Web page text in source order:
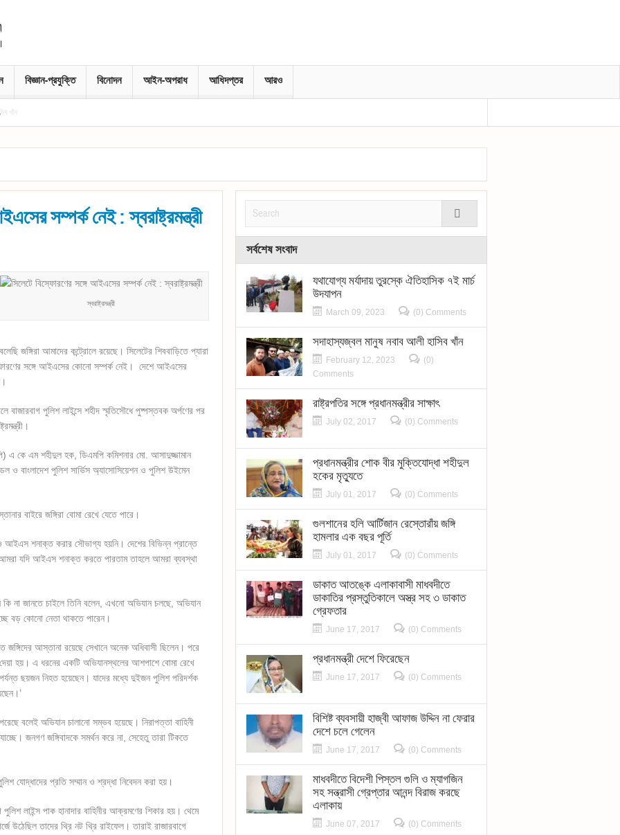
বিজ্ঞান-প্রযুক্তি বিনোদন আইন-অপরাধ আধিদপ্তর আরও
সম্পর্ক নেই : স্বরাষ্ট্রমন্ত্রী
স্বরাষ্ট্রমন্ত্রী
জঙ্গিরা আমাদের কন্ট্রোলে রয়েছে। সিলেটের শিববাড়িতে প্যারা
সঙ্গে আইএসের কোনো সম্পর্ক নেই। দেশে আইএসের
বাজারবাগ পুলিশ লাইন্সে শহীদ স্মৃতিসৌধে পুষ্পস্তবক অর্পণের পর
এ কে এম শহীদুল হক, ডিএমপি কমিশনার মো. আসাদুজ্জামান
ও বাংলাদেশ পুলিশ সার্ভিস অ্যাসোসিয়েশন ও পুলিশ উইমেন
বাইরে জঙ্গিরা বোমা রেখে যেতে পারে।
আইএস শনাক্ত করার সৌভাগ্য হয়নি। দেশের বিভিন্ন প্রান্তে
যদি আইএস শনাক্ত করতে পারতাম তাহলে আমরা ব্যবস্থা
না জানতে চাইলে তিনি বলেন, এখনো অভিযান চলছে, অভিযান
বড় কোনো নেতা থাকতে পারেন।
জঙ্গিদের আস্তানা রয়েছে সেখানে অনেক অধিবাসী ছিলেন। পরে
দেয়া হয়। এ ধরনের একটি অভিযানস্থলের আশপাশে বোমা রেখে
ছয়জন নিহত হয়েছেন। যাদের মধ্যে দুইজন পুলিশ পরিদর্শক
বলেই অভিযান চালানো সম্ভব হয়েছে। নিরাপত্তা বাহিনী
জনগণ জঙ্গিবাদকে সমর্থন করে না, সেহেতু তারা টিকতে
যোদ্ধাদের প্রতি সম্মান ও শ্রদ্ধা নিবেদন করা হয়।
লাইন্স পাক হানাদার বাহিনীর আক্রমণের শিকার হয়। থেমে
উঠেছিল তাদের থ্রি নট থ্রি রাইফেল। তারাই রাজারবাগে
সর্বশেষ সংবাদ
যথাযোগ্য মর্যাদায় তুরস্কে ঐতিহাসিক ৭ই মার্চ
উদযাপন
March 09, 2023 (0) Comments
সদাহাস্যজ্বল মানুষ নবাব আলী হাসিব খাঁন
February 12, 2023
(0)
Comments
রাষ্ট্রপতির সঙ্গে প্রধানমন্ত্রীর সাক্ষাৎ
July 02, 2017 (0) Comments
প্রধানমন্ত্রীর শোক বীর মুক্তিযোদ্ধা শহীদুল
হকের মৃত্যুতে
July 01, 2017 (0) Comments
গুলশানের হলি আর্টিজান রেস্তোরাঁয় জঙ্গি
হামলার এক বছর পূর্তি
July 01, 2017 (0) Comments
ডাকাত আতঙ্কে এলাকাবাসী মাধবদীতে
ডাকাতির প্রস্তুতিকালে অস্ত্র সহ ৩ ডাকাত
গ্রেফতার
June 17, 2017 (0) Comments
প্রধানমন্ত্রী দেশে ফিরেছেন
June 17, 2017 (0) Comments
বিশিষ্ট ব্যবসায়ী হাজ্বী আফাজ উদ্দিন না ফেরার
দেশে চলে গেলেন
June 17, 2017 (0) Comments
মাধবদীতে বিদেশী পিস্তল গুলি ও ম্যাগজিন
সহ সন্ত্রাসী গ্রেপ্তার আনন্দ বিরাজ করছে
এলাকায়
June 07, 2017 (0) Comments